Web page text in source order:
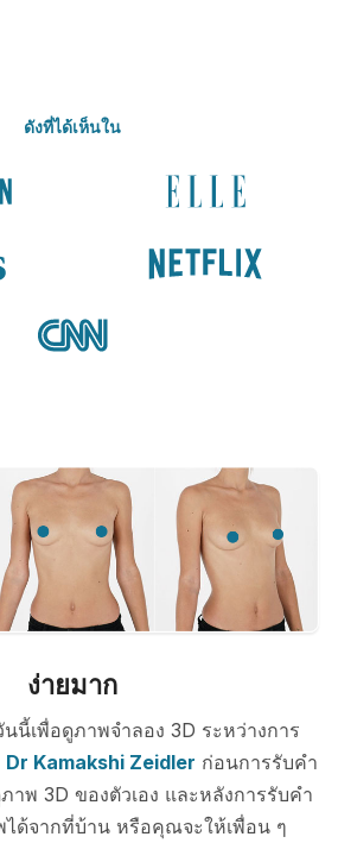
ดังที่ได้เห็นใน
ง่ายมาก
นี้เพื่อดูภาพจำลอง 3D ระหว่างการ
Dr Kamakshi Zeidler ก่อนการรับคำ
พ 3D ของตัวเอง และหลังการรับคำ
ด้จากที่บ้าน หรือคุณจะให้เพื่อน ๆ